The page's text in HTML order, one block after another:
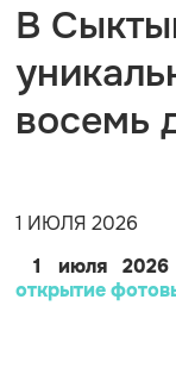
В
восемь
1 ИЮЛЯ 2026
1 июля
открытие